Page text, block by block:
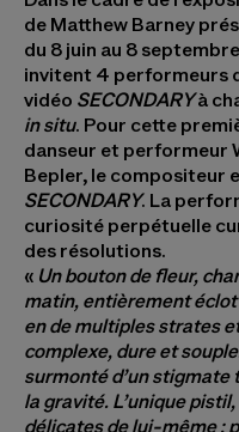
de Matthew Barney
du 8 juin au 8
invitent 4 performeurs
vidéo SECONDARYà
in situ. Pour cette
danseur et performeur
Bepler, le compositeur
SECONDARY. La
curiosité perpétuelle
des résolutions.
« Un bouton de fleur,
matin, entièrement éclot
en de multiples strates
complexe, dure et
surmonté d’un stigmate
la gravité. L’unique
délicates de lui-même ;